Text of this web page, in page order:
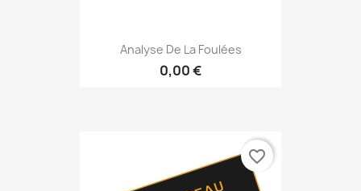
Analyse De La Foulées
0,00 €
favorite_border